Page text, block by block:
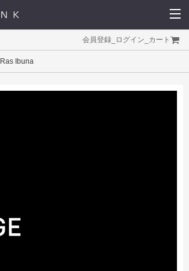
会員登録 ログイン カート
Ras Ibuna